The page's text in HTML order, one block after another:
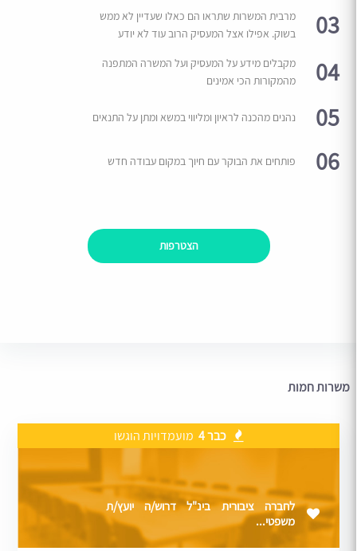
03
מרבית המשרות שתראו הם כאלו שעדיין לא ממש
בשוק. אפילו אצל המעסיק הרוב עוד לא יודע
04
מקבלים מידע על המעסיק ועל המשרה המתפנה
מהמקורות הכי אמינים
05 נהנים מהכנה לראיון ומליווי במשא ומתן על התנאים
06 פותחים את הבוקר עם חיוך במקום עבודה חדש
הצטרפות
משרות חמות
כבר 4 מועמדויות הוגשו
לחברה ציבורית בינ"ל דרוש/ה יועץ/ת
משפטי...